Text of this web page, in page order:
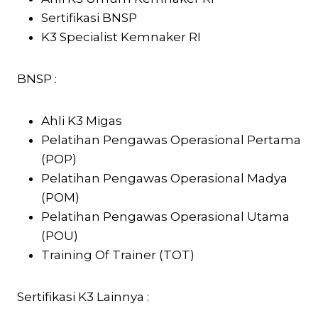
Sertifikasi BNSP
K3 Specialist Kemnaker RI
BNSP :
Ahli K3 Migas
Pelatihan Pengawas Operasional Pertama
(POP)
Pelatihan Pengawas Operasional Madya
(POM)
Pelatihan Pengawas Operasional Utama
(POU)
Training Of Trainer (TOT)
Sertifikasi K3 Lainnya :